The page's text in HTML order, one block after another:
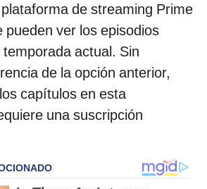
de streaming Prime
pueden ver los episodios
actual. Sin
de la opción anterior,
capítulos en esta
una suscripción